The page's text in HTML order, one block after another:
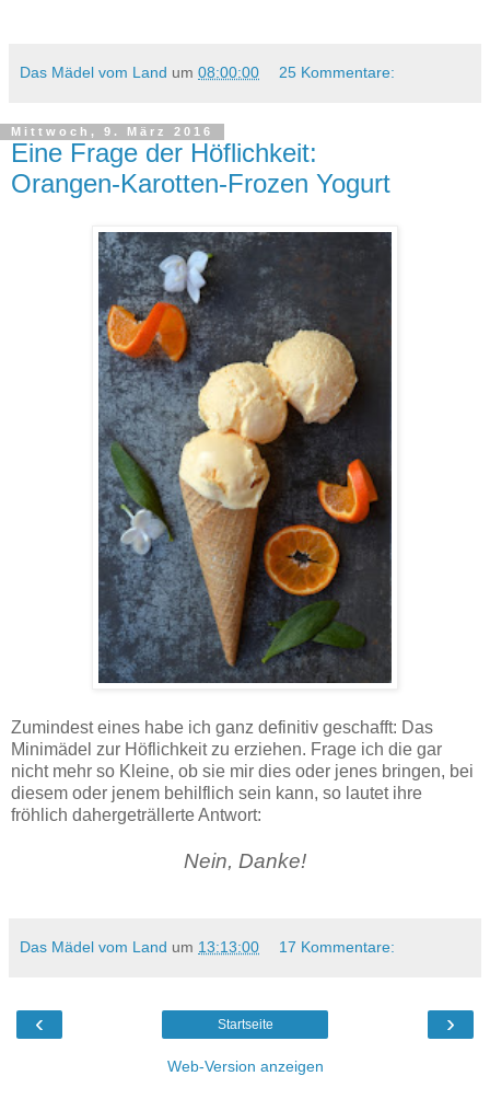
Das Mädel vom Land um 08:00:00 25 Kommentare:
Mittwoch, 9. März 2016
Eine Frage der Höflichkeit:
Orangen-Karotten-Frozen Yogurt
Zumindest eines habe ich ganz definitiv geschafft: Das
Minimädel zur Höflichkeit zu erziehen. Frage ich die gar
nicht mehr so Kleine, ob sie mir dies oder jenes bringen, bei
diesem oder jenem behilflich sein kann, so lautet ihre
fröhlich dahergeträllerte Antwort:
Nein, Danke!
Das Mädel vom Land um 13:13:00 17 Kommentare:
‹ ›
Startseite
Web-Version anzeigen